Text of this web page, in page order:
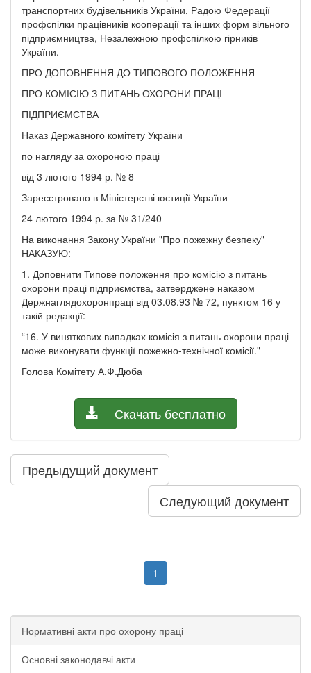
транспортних будівельників України, Радою Федерації
профспілки працівників кооперації та інших форм вільного
підприємництва, Незалежною профспілкою гірників
України.
ПРО ДОПОВНЕННЯ ДО ТИПОВОГО ПОЛОЖЕННЯ
ПРО КОМІСІЮ З ПИТАНЬ ОХОРОНИ ПРАЦІ
ПІДПРИЄМСТВА
Наказ Державного комітету України
по нагляду за охороною праці
від 3 лютого 1994 р. № 8
Зареєстровано в Міністерстві юстиції України
24 лютого 1994 р. за № 31/240
На виконання Закону України "Про пожежну безпеку"
НАКАЗУЮ:
1. Доповнити Типове положення про комісію з питань
охорони праці підприємства, затверджене наказом
Держнаглядохоронпраці від 03.08.93 № 72, пунктом 16 у
такій редакції:
“16. У виняткових випадках комісія з питань охорони праці
може виконувати функції пожежно-технічної комісії."
Голова Комітету А.Ф.Дюба
Скачать бесплатно
Предыдущий документ
Следующий документ
1
Нормативні акти про охорону праці
Основні законодавчі акти